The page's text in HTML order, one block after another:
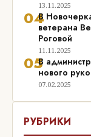
13.11.2025
04
В
ветерана
Роговой
11.11.2025
05
В
нового
07.02.2025
РУБРИКИ